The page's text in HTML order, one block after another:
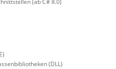
(ab C# 8.0)
(DLL)